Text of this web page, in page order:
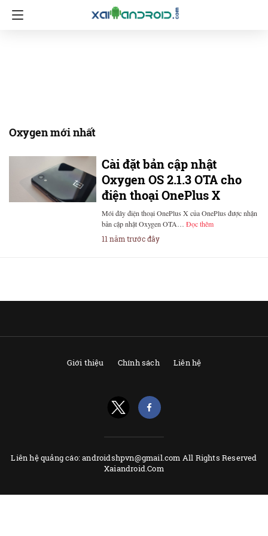
Oxygen mới nhất
Cài đặt bản cập nhật
Oxygen OS 2.1.3 OTA cho
điện thoại OnePlus X
Mói đây điện thoại OnePlus X của OnePlus được nhận
bản cập nhật Oxygen OTA… Đọc thêm
11 năm trước đây
Giới thiệu Chính sách Liên hệ
Liên hệ quảng cáo: androidshpvn@gmail.com All Rights Reserved
Xaiandroid.Com